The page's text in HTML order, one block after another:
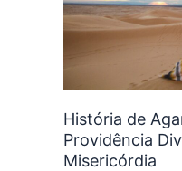
História de
Providência
Misericórdia